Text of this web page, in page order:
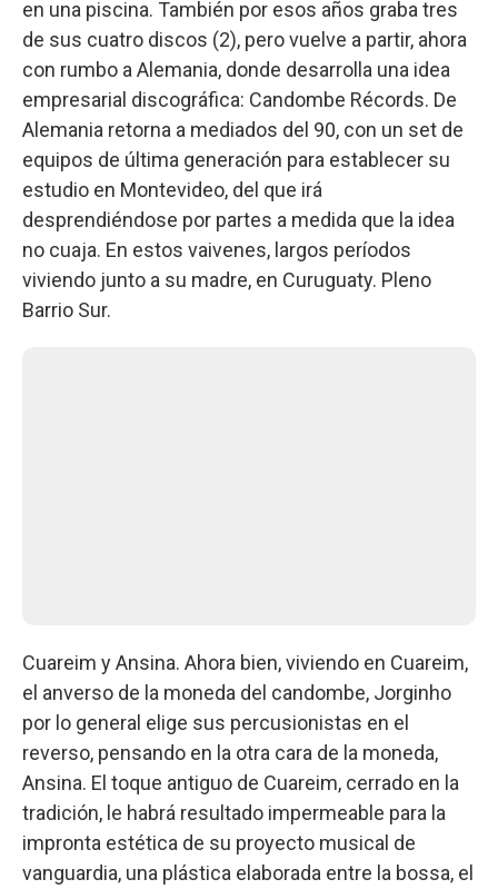
en una piscina. También por esos años graba tres
de sus cuatro discos (2), pero vuelve a partir, ahora
con rumbo a Alemania, donde desarrolla una idea
empresarial discográfica: Candombe Récords. De
Alemania retorna a mediados del 90, con un set de
equipos de última generación para establecer su
estudio en Montevideo, del que irá
desprendiéndose por partes a medida que la idea
no cuaja. En estos vaivenes, largos períodos
viviendo junto a su madre, en Curuguaty. Pleno
Barrio Sur.
Cuareim y Ansina. Ahora bien, viviendo en Cuareim,
el anverso de la moneda del candombe, Jorginho
por lo general elige sus percusionistas en el
reverso, pensando en la otra cara de la moneda,
Ansina. El toque antiguo de Cuareim, cerrado en la
tradición, le habrá resultado impermeable para la
impronta estética de su proyecto musical de
vanguardia, una plástica elaborada entre la bossa, el